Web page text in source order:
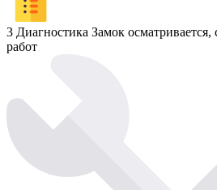
3 Диагностика Замок осматривается,
работ